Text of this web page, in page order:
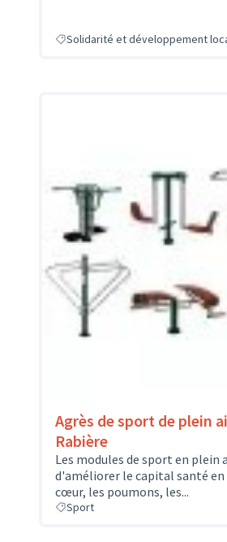
Solidarité et développement
Agrès de sport de plein
Rabière
Les modules de sport en
d'améliorer le capital santé
cœur, les poumons, les...
Sport